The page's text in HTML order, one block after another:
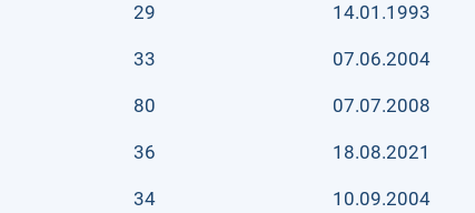
29 14.01.1993
33 07.06.2004
80 07.07.2008
36 18.08.2021
34 10.09.2004